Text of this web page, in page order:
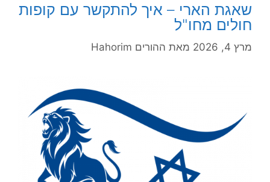
שאגת הארי – איך להתקשר עם קופות
חולים מחו"ל
מרץ 4, 2026 מאת ההורים Hahorim